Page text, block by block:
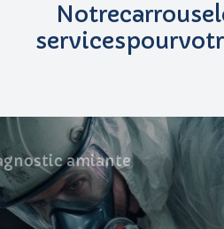
Notrecarrousel
servicespourvotr
Diagnosticplomb